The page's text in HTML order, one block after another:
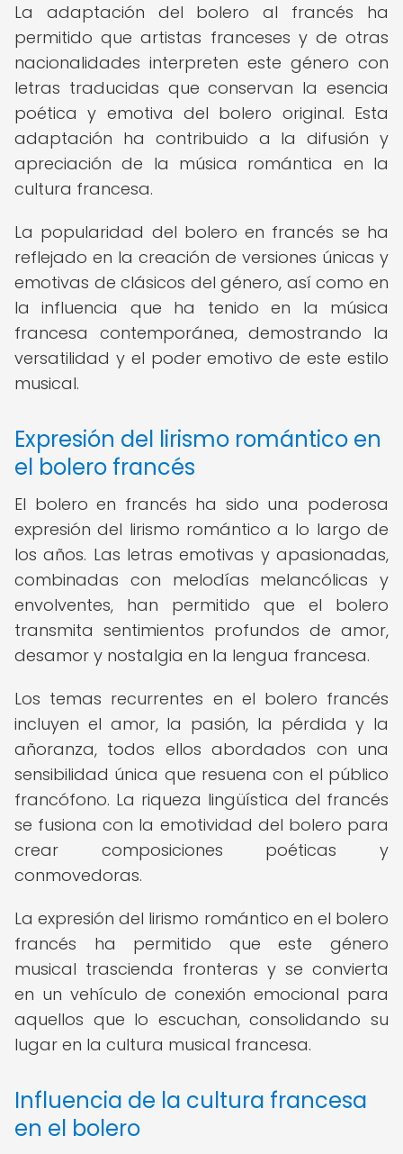
La adaptación del bolero al francés ha
permitido que artistas franceses y de otras
nacionalidades interpreten este género con
letras traducidas que conservan la esencia
poética y emotiva del bolero original. Esta
adaptación ha contribuido a la difusión y
apreciación de la música romántica en la
cultura francesa.
La popularidad del bolero en francés se ha
reflejado en la creación de versiones únicas y
emotivas de clásicos del género, así como en
la influencia que ha tenido en la música
francesa contemporánea, demostrando la
versatilidad y el poder emotivo de este estilo
musical.
Expresión del lirismo romántico en
el bolero francés
El bolero en francés ha sido una poderosa
expresión del lirismo romántico a lo largo de
los años. Las letras emotivas y apasionadas,
combinadas con melodías melancólicas y
envolventes, han permitido que el bolero
transmita sentimientos profundos de amor,
desamor y nostalgia en la lengua francesa.
Los temas recurrentes en el bolero francés
incluyen el amor, la pasión, la pérdida y la
añoranza, todos ellos abordados con una
sensibilidad única que resuena con el público
francófono. La riqueza lingüística del francés
se fusiona con la emotividad del bolero para
crear composiciones poéticas y
conmovedoras.
La expresión del lirismo romántico en el bolero
francés ha permitido que este género
musical trascienda fronteras y se convierta
en un vehículo de conexión emocional para
aquellos que lo escuchan, consolidando su
lugar en la cultura musical francesa.
Influencia de la cultura francesa
en el bolero